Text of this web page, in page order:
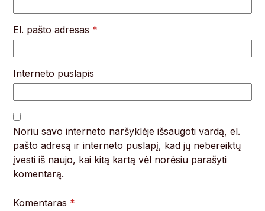
El. pašto adresas *
Interneto puslapis
Noriu savo interneto naršyklėje išsaugoti vardą, el.
pašto adresą ir interneto puslapį, kad jų nebereiktų
įvesti iš naujo, kai kitą kartą vėl norėsiu parašyti
komentarą.
Komentaras *